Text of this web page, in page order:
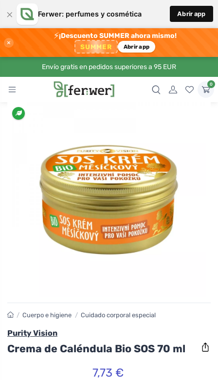
× Ferwer: perfumes y cosmética Abrir app
×
⚡¡Descuento SUMMER ahora mismo!
SUMMER Abrir app
Envío gratis en pedidos superiores a 95 EUR
0
/ Cuerpo e higiene / Cuidado corporal especial
Purity Vision
Crema de Caléndula Bio SOS 70 ml
7,73 €